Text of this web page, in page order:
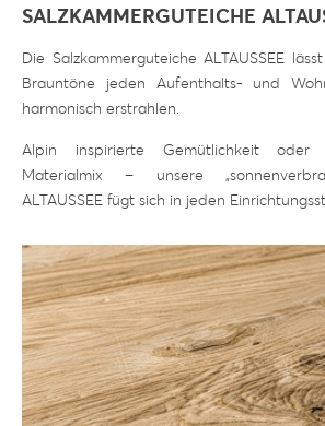
SALZKAMMERGUTEICHE
Die Salzkammerguteiche ALTAUSSEE
Brauntöne jeden Aufenthalts- und
harmonisch erstrahlen.
Alpin inspirierte Gemütlichkeit oder
Materialmix – unsere
ALTAUSSEE fügt sich in jeden